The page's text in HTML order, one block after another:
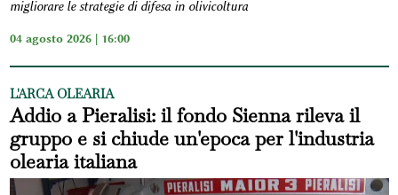
migliorare le strategie di difesa in olivicoltura
04 agosto 2026 | 16:00
L'ARCA OLEARIA
Addio a Pieralisi: il fondo Sienna rileva il
gruppo e si chiude un'epoca per l'industria
olearia italiana